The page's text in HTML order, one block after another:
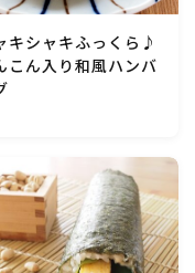
その他山菜料理
キシャキふっくら♪
こん入り和風ハンバ